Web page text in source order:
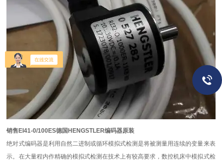
销售EI41-0/100ES德国HENGSTLER编码器原装
绝对式编码器是利用自然二进制或循环模拟式检测是将被测量用连续的变量来表
示。在大量程内作精确的模拟式检测在技术上有较高要求，数控机床中模拟式检